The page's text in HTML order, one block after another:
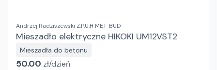
Andrzej Radziszewski Z.P.U.H MET-BUD
Mieszadło elektryczne HIKOKI UM12VST2
Mieszadła do betonu
50.00 zł/dzień